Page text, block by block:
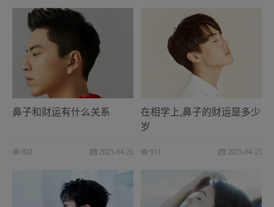
鼻子和财运有什么关系
892 2025-04-25
在相学上,鼻子的财运是多少
岁
911 2025-04-25